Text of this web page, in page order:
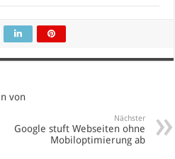
von
Nächster
Google stuft Webseiten ohne
Mobiloptimierung ab